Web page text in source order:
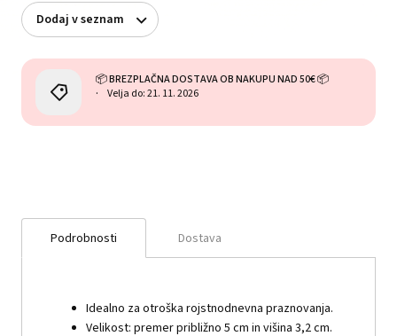
Dodaj v seznam
📦 BREZPLAČNA DOSTAVA OB NAKUPU NAD 50€ 📦
Velja do: 21. 11. 2026
Podrobnosti Dostava
Idealno za otroška rojstnodnevna praznovanja.
Velikost: premer približno 5 cm in višina 3,2 cm.